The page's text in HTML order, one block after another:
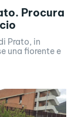
Procura
Prato, in
una fiorente e